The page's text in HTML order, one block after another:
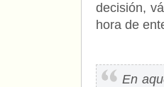
decisión,
hora de
En